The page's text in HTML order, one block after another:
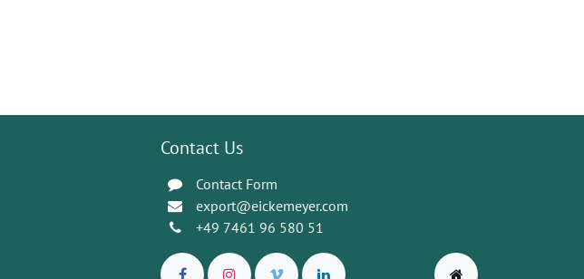
Contact Us
Contact Form
export@eickemeyer.com
+49 7461 96 580 51